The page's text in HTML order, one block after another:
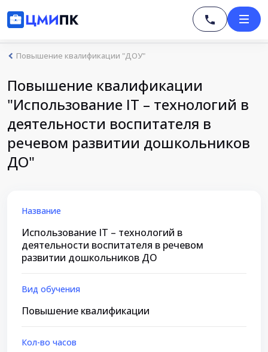
Повышение квалификации "ДОУ"
Повышение квалификации
"Использование IT – технологий в
деятельности воспитателя в
речевом развитии дошкольников
ДО"
Название
Использование IT – технологий в
деятельности воспитателя в речевом
развитии дошкольников ДО
Вид обучения
Повышение квалификации
Кол-во часов